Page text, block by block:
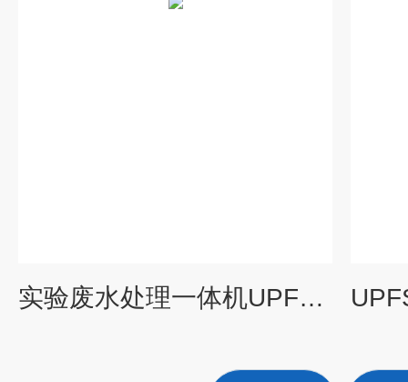
实验废水处理一体机UPFS-III-3000L